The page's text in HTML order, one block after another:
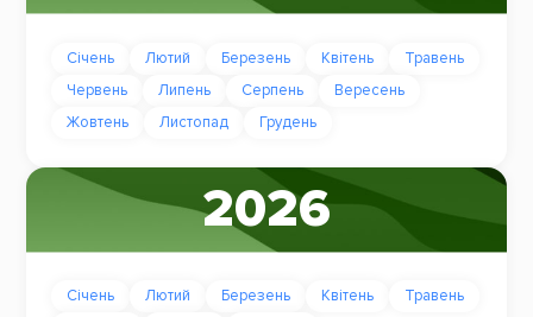
Січень Лютий Березень Квітень
Травень
Червень
Липень Серпень
Вересень
Жовтень
Листопад Грудень
2026
Січень Лютий Березень Квітень
Травень